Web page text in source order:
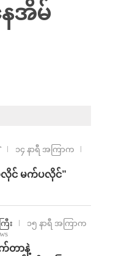
ေအိမ်
၁၄ နာရီ အကြာက
လိုင် မက်ပလိုင်”
ြီး
၁၅ နာရီ အကြာက
က်တာနဲ့